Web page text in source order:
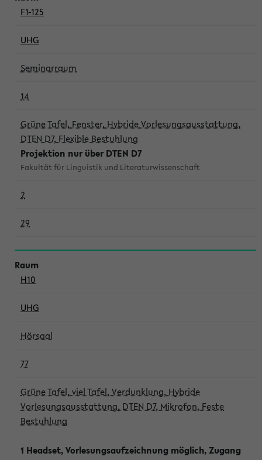
F1-125
UHG
Seminarraum
14
Grüne Tafel, Fenster, Hybride Vorlesungsausstattung,
DTEN D7, Flexible Bestuhlung
Projektion nur über DTEN D7
Fakultät für Linguistik und Literaturwissenschaft
2
29
H10
UHG
Hörsaal
77
Grüne Tafel, viel Tafel, Verdunklung, Hybride
Vorlesungsausstattung, DTEN D7, Mikrofon, Feste
Bestuhlung
1 Headset, Vorlesungsaufzeichnung möglich, Zugang